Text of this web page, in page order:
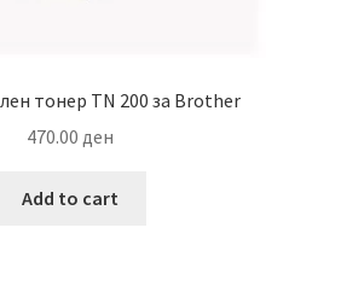
тонер TN 200 за Brother
470.00 ден
Add to cart